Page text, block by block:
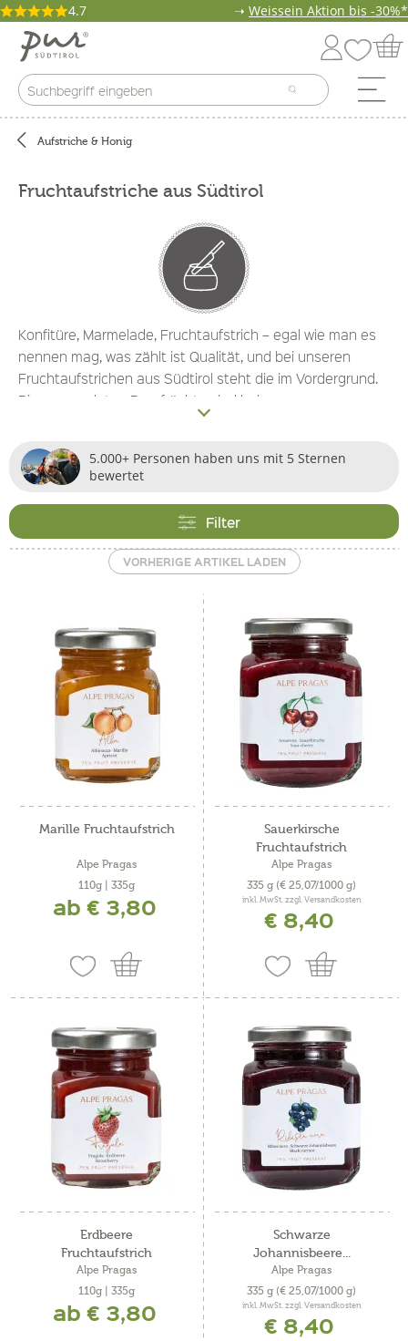
4.7 ➝ Weissein Aktion bis -30%*
Aufstriche & Honig
Fruchtaufstriche aus Südtirol
Konfitüre, Marmelade, Fruchtaufstrich – egal wie man es
nennen mag, was zählt ist Qualität, und bei unseren
Fruchtaufstrichen aus Südtirol steht die im Vordergrund.
Die verwendeten Bergfrüchte sind hohen
Temperaturschwankungen ausgesetzt, was zu einer
unvergleichlichen Geschmacksintensität führt. Alle
Früchte und Beeren werden kleinflächig angebaut und
schonend verarbeitet – im Einklang mit Natur und völlig
frei von Zusatzstoffen. Die Meisterhand der Hersteller
schafft neben Klassikern wie den köstlichen
Beerenaufstrichen oder der fantastischen
Marillenmarmeladeauch fantasievolle Kreationen, die zum
5.000+ Personen haben uns mit 5 Sternen
bewertet
Filter
VORHERIGE ARTIKEL LADEN
Marille Fruchtaufstrich
Alpe Pragas
110g | 335g
ab € 3,80
Sauerkirsche
Fruchtaufstrich
Alpe Pragas
335 g (€ 25,07/1000 g)
inkl. MwSt. zzgl. Versandkosten
€ 8,40
Erdbeere
Fruchtaufstrich
Alpe Pragas
110g | 335g
ab € 3,80
Schwarze
Johannisbeere...
Alpe Pragas
335 g (€ 25,07/1000 g)
inkl. MwSt. zzgl. Versandkosten
€ 8,40